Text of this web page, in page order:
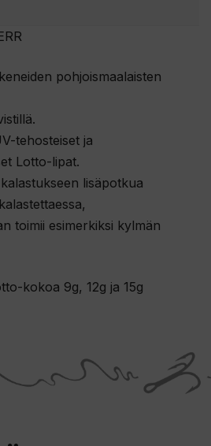
pohjoismaalaisten
tehosteiset ja
Lotto-lipat.
lisäpotkua
toimii esimerkiksi kylmän
kokoa 9g, 12g ja 15g